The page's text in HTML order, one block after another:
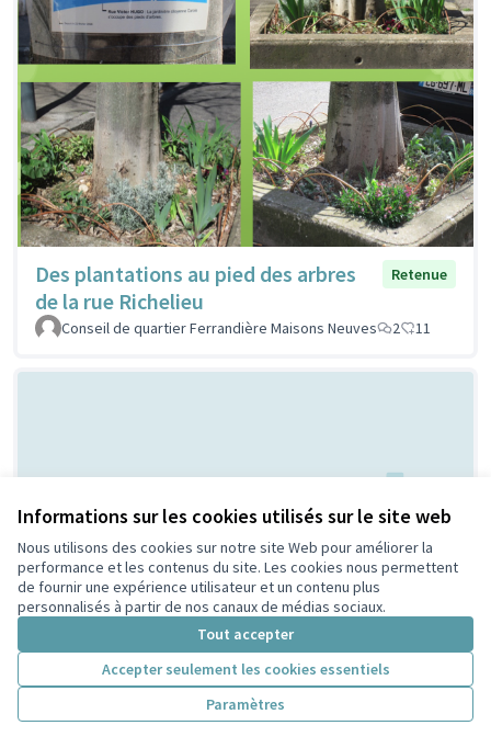
Informations sur les cookies utilisés sur le site web
Nous utilisons des cookies sur notre site Web pour améliorer la
performance et les contenus du site. Les cookies nous permettent
de fournir une expérience utilisateur et un contenu plus
personnalisés à partir de nos canaux de médias sociaux.
Tout accepter
Accepter seulement les cookies essentiels
Paramètres
Des plantations au pied des arbres
de la rue Richelieu
Retenue
Conseil de quartier Ferrandière Maisons Neuves 2 11
Terrain de Basket City - Quartier
Charpennes Tonkin
Retenue
MONTIEL 2 10